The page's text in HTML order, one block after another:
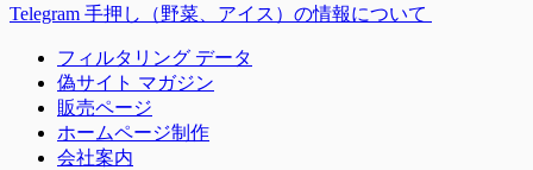
Telegram 手押し（野菜、アイス）の情報について
フィルタリング データ
偽サイト マガジン
販売ページ
ホームページ制作
会社案内